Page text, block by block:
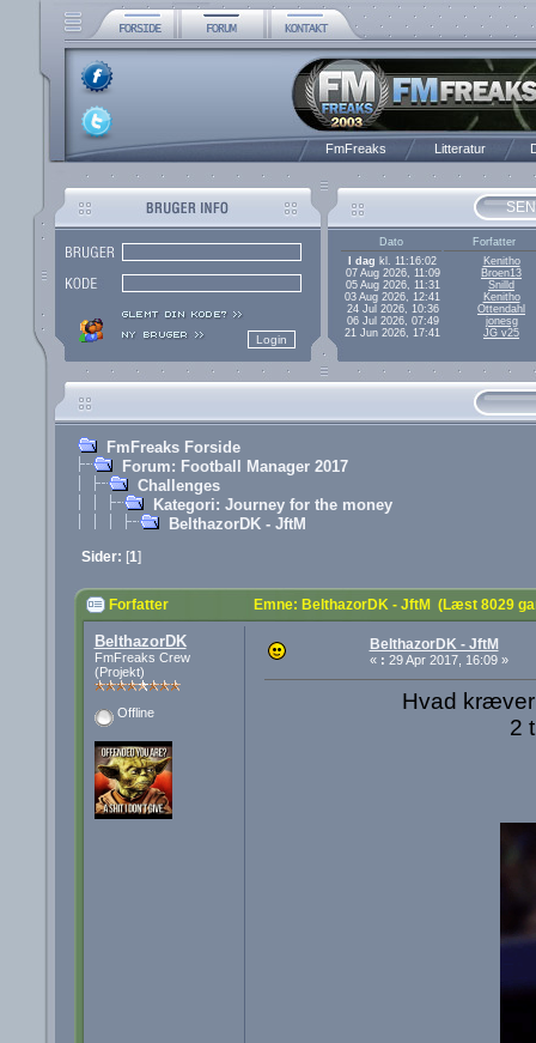
FmFreaks Litteratur
Dato
Forfatter
I dag kl. 11:16:02
Kenitho
07 Aug 2026, 11:09
Broen13
05 Aug 2026, 11:31
Snilld
03 Aug 2026, 12:41
Kenitho
24 Jul 2026, 10:36
Ottendahl
06 Jul 2026, 07:49
jonesg
21 Jun 2026, 17:41
JG v25
FmFreaks Forside
Forum: Football Manager 2017
Challenges
Kategori: Journey for the money
BelthazorDK - JftM
Sider: [1]
Forfatter Emne: BelthazorDK - JftM (Læst 8029
BelthazorDK
FmFreaks Crew
(Projekt)
Offline
BelthazorDK - JftM
« : 29 Apr 2017, 16:09 »
Hvad
2